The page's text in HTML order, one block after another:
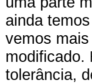
ainda
vemos
modificado.
tolerância,